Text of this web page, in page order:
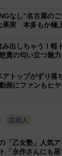
なし”名古屋の
果実 本多もか極
み出しちゃう！
の匂い立つ魅力
アトップがずり
画にファンもヒ
芸能人
「乙女塾」人気
「永作さんにも居